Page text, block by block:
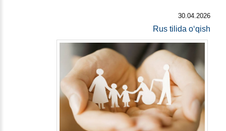
30.04.2026
Rus tilida oʻqish